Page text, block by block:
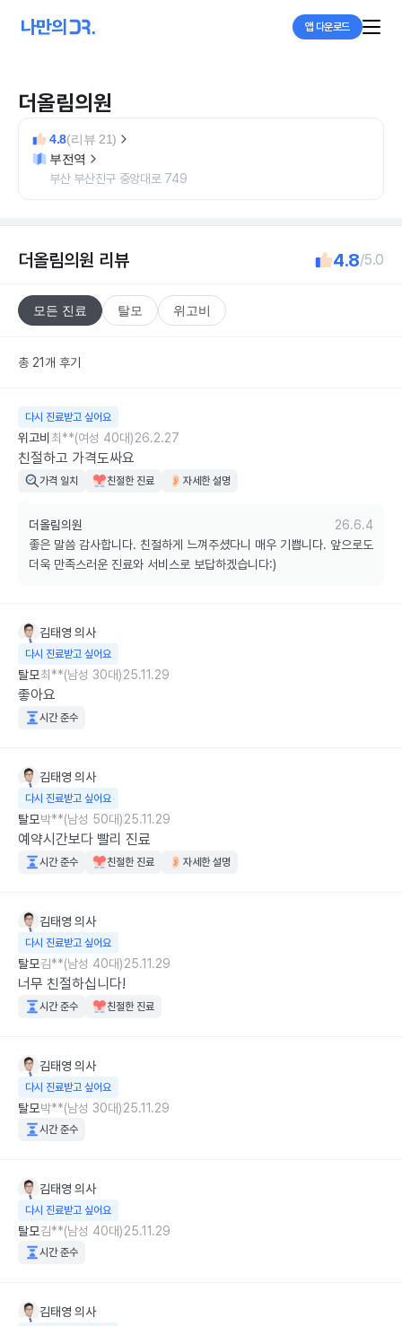
앱 다운로드
더올림의원
4.8(리뷰 21)
부전역
부산 부산진구 중앙대로 749
더올림의원 리뷰 4.8/5.0
모든 진료 탈모 위고비
총 21개 후기
다시 진료받고 싶어요
위고비 최**(여성 40대)26.2.27
친절하고 가격도싸요
가격 일치 친절한 진료 자세한 설명
더올림의원
26.6.4
좋은 말씀 감사합니다. 친절하게 느껴주셨다니 매우 기쁩니다. 앞으로도
더욱 만족스러운 진료와 서비스로 보답하겠습니다:)
김태영 의사
다시 진료받고 싶어요
탈모최**(남성 30대)25.11.29
좋아요
시간 준수
김태영 의사
다시 진료받고 싶어요
탈모박**(남성 50대)25.11.29
예약시간보다 빨리 진료
시간 준수 친절한 진료 자세한 설명
김태영 의사
다시 진료받고 싶어요
탈모김**(남성 40대)25.11.29
너무 친절하십니다!
시간 준수 친절한 진료
김태영 의사
다시 진료받고 싶어요
탈모박**(남성 30대)25.11.29
시간 준수
김태영 의사
다시 진료받고 싶어요
탈모김**(남성 40대)25.11.29
시간 준수
김태영 의사